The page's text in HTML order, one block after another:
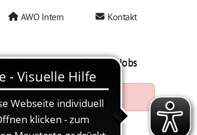
AWO Intern Kontakt
Mein AWO Jobs